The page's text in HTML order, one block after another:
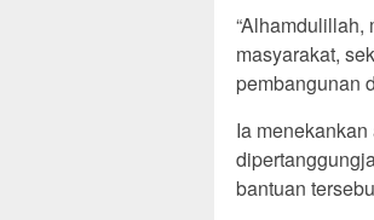
masyarakat,
pembangunan
Ia
bantuan